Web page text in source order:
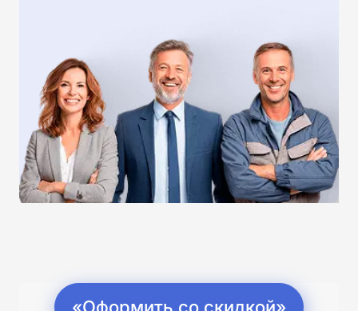
«Оформить со скидкой»